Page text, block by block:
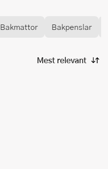
Bakmattor Bakpenslar